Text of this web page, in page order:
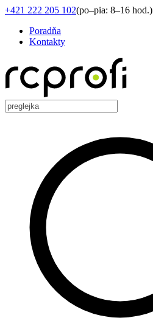
+421 222 205 102(po–pia: 8–16 hod.)
Poradňa
Kontakty